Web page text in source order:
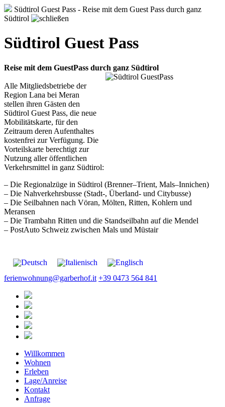
Südtirol Guest Pass - Reise mit dem Guest Pass durch ganz
Südtirol
Südtirol Guest Pass
Reise mit dem GuestPass durch ganz Südtirol
Alle Mitgliedsbetriebe der
Region Lana bei Meran
stellen ihren Gästen den
Südtirol Guest Pass, die neue
Mobilitätskarte, für den
Zeitraum deren Aufenthaltes
kostenfrei zur Verfügung. Die
Vorteilskarte berechtigt zur
Nutzung aller öffentlichen
Verkehrsmittel in ganz Südtirol:
– Die Regionalzüge in Südtirol (Brenner–Trient, Mals–Innichen)
– Die Nahverkehrsbusse (Stadt-, Überland- und Citybusse)
– Die Seilbahnen nach Vöran, Mölten, Ritten, Kohlern und
Meransen
– Die Trambahn Ritten und die Standseilbahn auf die Mendel
– PostAuto Schweiz zwischen Mals und Müstair
ferienwohnung@garberhof.it +39 0473 564 841
Willkommen
Wohnen
Erleben
Lage/Anreise
Kontakt
Anfrage